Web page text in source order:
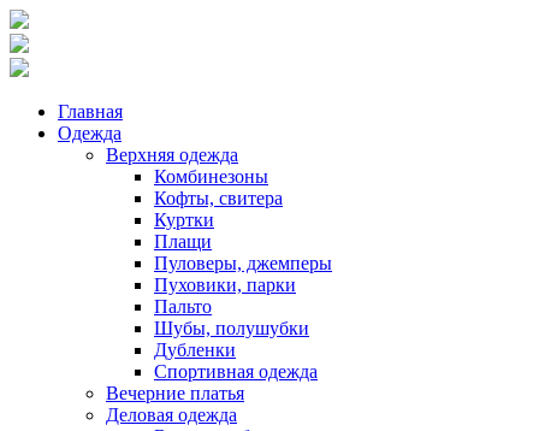
Главная
Одежда
Верхняя одежда
Комбинезоны
Кофты, свитера
Куртки
Плащи
Пуловеры, джемперы
Пуховики, парки
Пальто
Шубы, полушубки
Дубленки
Спортивная одежда
Вечерние платья
Деловая одежда